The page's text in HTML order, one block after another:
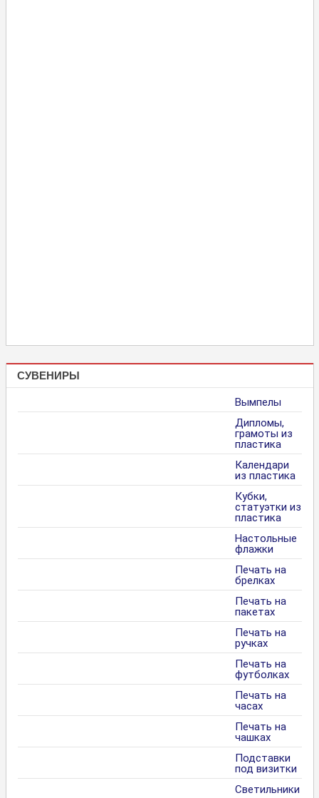
СУВЕНИРЫ
Вымпелы
Дипломы,
грамоты из
пластика
Календари
из пластика
Кубки,
статуэтки из
пластика
Настольные
флажки
Печать на
брелках
Печать на
пакетах
Печать на
ручках
Печать на
футболках
Печать на
часах
Печать на
чашках
Подставки
под визитки
Светильники